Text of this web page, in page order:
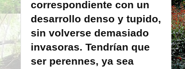
correspondiente con un
desarrollo denso y tupido,
sin volverse demasiado
invasoras. Tendrían que
ser perennes, ya sea